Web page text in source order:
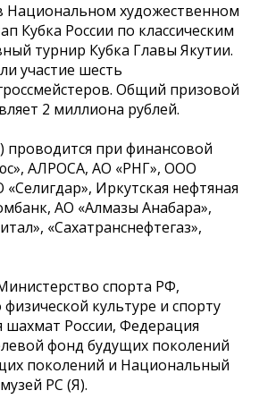
Национальном художественном
Кубка России по классическим
турнир Кубка Главы Якутии.
участие шесть
Общий призовой
2 миллиона рублей.
проводится при финансовой
АЛРОСА, АО «РНГ», ООО
Иркутская нефтяная
АО «Алмазы Анабара»,
«Сахатранснефтегаз»,
спорта РФ,
культуре и спорту
шахмат России, Федерация
фонд будущих поколений
поколений и Национальный
РС (Я).